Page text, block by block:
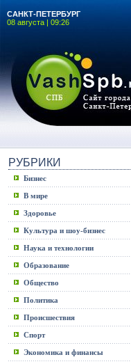
САНКТ-ПЕТЕРБУРГ
08 августа | 09:26
РУБРИКИ
Бизнес
В мире
Здоровье
Культура и шоу-бизнес
Наука и технологии
Образование
Общество
Политика
Происшествия
Спорт
Экономика и финансы